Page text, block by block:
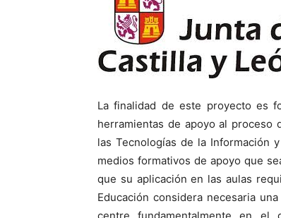
La finalidad de este proyecto es
herramientas de apoyo al proceso
las Tecnologías de la Información
medios formativos de apoyo que
que su aplicación en las aulas
Educación considera necesaria